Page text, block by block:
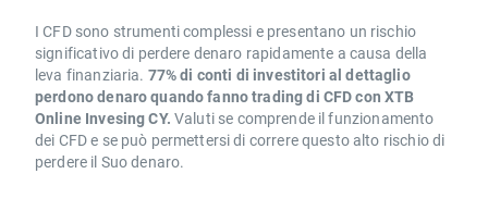
I CFD sono strumenti complessi e presentano un rischio
significativo di perdere denaro rapidamente a causa della
leva finanziaria. 77% di conti di investitori al dettaglio
perdono denaro quando fanno trading di CFD con XTB
Online Invesing CY. Valuti se comprende il funzionamento
dei CFD e se può permettersi di correre questo alto rischio di
perdere il Suo denaro.